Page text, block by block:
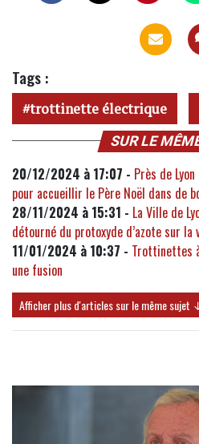
Tags :
trottinette électrique
SUR LE
20/12/2024 à 17:07 - Près de
pour accueillir le Père Noël dans de
28/11/2024 à 15:31 - La Ville de
détourné du protoxyde d’azote sur la
11/01/2024 à 10:37 - Trottinettes
une fusion
Afficher plus d'articles sur le même sujet